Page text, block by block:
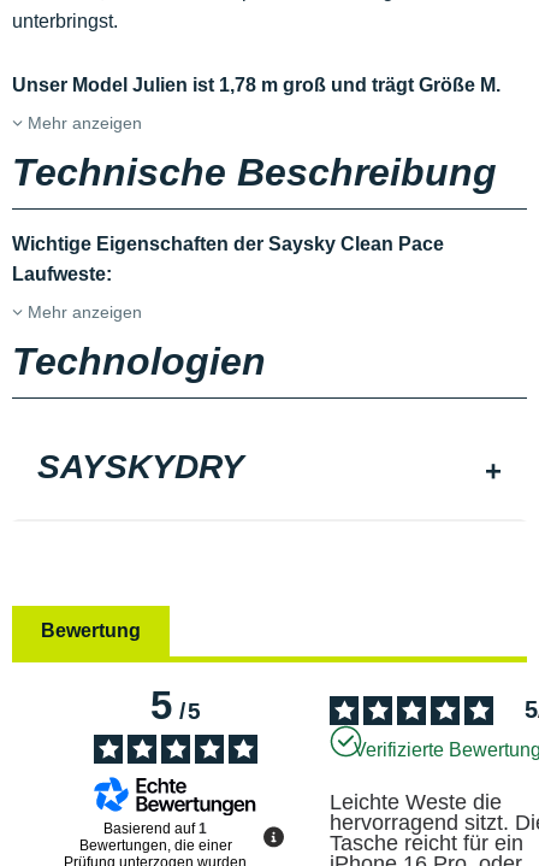
unterbringst.
Unser Model Julien ist 1,78 m groß und trägt Größe M.
Mehr anzeigen
Technische Beschreibung
Wichtige Eigenschaften der Saysky Clean Pace
Laufweste:
Mehr anzeigen
Technologien
SAYSKYDRY
Bewertung
5/5
Basierend auf1
Bewertungen, die einer
Prüfung unterzogen wurden
5
Verifizierte
Leichte Weste die
hervorragend sitzt.
Tasche reicht für ein